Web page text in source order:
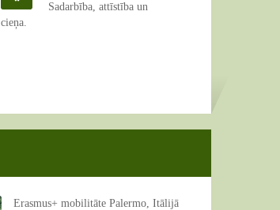
Sadarbība, attīstība un
cieņa.
Erasmus+ mobilitāte Palermo, Itālijā